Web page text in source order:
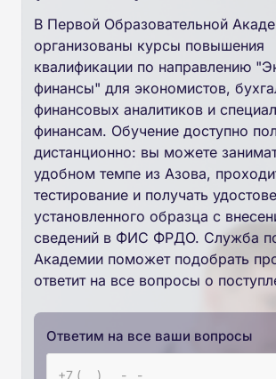
В Первой Образовательной
организованы курсы повышения
квалификации по направлению
финансы" для экономистов,
финансовых аналитиков и
финансам. Обучение доступно
дистанционно: вы можете
удобном темпе из Азова,
тестирование и получать
установленного образца с
сведений в ФИС ФРДО. Служба
Академии поможет подобрать
ответит на все вопросы о
Ответим на все ваши вопросы